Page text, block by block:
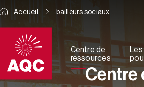
Centre de
ressources
Accueil bailleurs sociaux
Centre